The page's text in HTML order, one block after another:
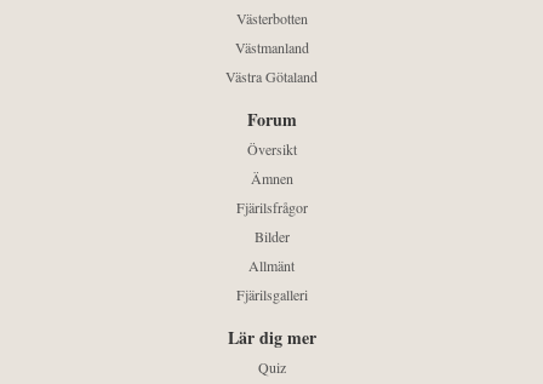
Västerbotten
Västmanland
Västra Götaland
Forum
Översikt
Ämnen
Fjärilsfrågor
Bilder
Allmänt
Fjärilsgalleri
Lär dig mer
Quiz